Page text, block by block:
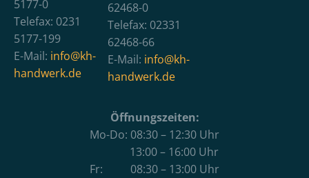
5177-0
Telefax: 0231
5177-199
E-Mail: info@kh-
handwerk.de
62468-0
Telefax: 02331
62468-66
E-Mail: info@kh-
handwerk.de
Öffnungszeiten:
Mo-Do: 08:30 – 12:30 Uhr
13:00 – 16:00 Uhr
Fr: 08:30 – 13:00 Uhr